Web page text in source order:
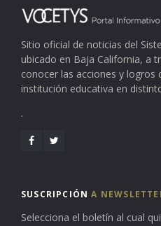
Sitio oficial de noticias del
ubicado en Baja California, a
conocer las acciones y logros
institución educativa en
.
SUSCRIPCIÓNA
Selecciona el boletín al cual